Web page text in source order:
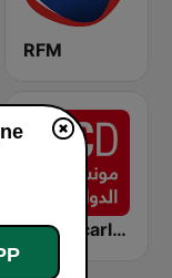
RFM
Montecarlo al doualiya (مونت كارلو الدولية)